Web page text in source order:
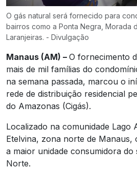
O gás natural será fornecido para
bairros como a Ponta Negra, Morada
Laranjeiras. - Divulgação
Manaus (AM) – O fornecimento
mais de mil famílias do
na semana passada, marcou o
rede de distribuição residencial
do Amazonas (Cigás).
Localizado na comunidade Lago
Etelvina, zona norte de
a maior unidade consumidora do
Norte.